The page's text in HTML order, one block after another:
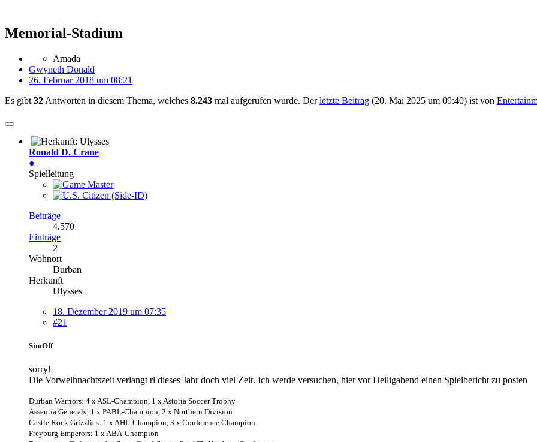
Memorial-Stadium
Amada
Gwyneth Donald
26. Februar 2018 um 08:21
Es gibt 32 Antworten in diesem Thema, welches 8.243 mal aufgerufen wurde. Derletzte Beitrag (20. Mai 2025 um 09:40) ist von
Ronald D. Crane
●
Spielleitung
Beiträge
4.570
Einträge
2
Wohnort
Durban
Herkunft
Ulysses
18. Dezember 2019 um 07:35
#21
SimOff
sorry!
Die Vorweihnachtszeit verlangt rl dieses Jahr doch viel Zeit. Ich werde versuchen, hier vor Heiligabend einen Spielbericht zu posten
Durban Warriors: 4 x ASL-Champion, 1 x Astoria Soccer Trophy
Assentia Generals: 1 x PABL-Champion, 2 x Northern Division
Castle Rock Grizzlies: 1 x AHL-Champion, 3 x Conference Champion
Freyburg Emperors: 1 x ABA-Champion